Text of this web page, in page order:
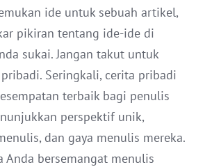
ide untuk sebuah artikel,
pikiran tentang ide-ide di
sukai. Jangan takut untuk
Seringkali, cerita pribadi
terbaik bagi penulis
perspektif unik,
dan gaya menulis mereka.
Anda bersemangat menulis